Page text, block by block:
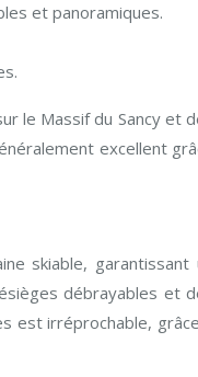
et panoramiques.
le Massif du Sancy et
excellent
skiable, garantissant
débrayables et
est irréprochable,